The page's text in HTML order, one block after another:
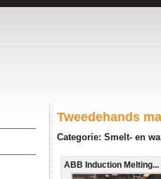
Tweedehands
Categorie: Smelt- en
ABB Induction Melting...